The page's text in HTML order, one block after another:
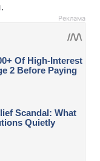
Реклама